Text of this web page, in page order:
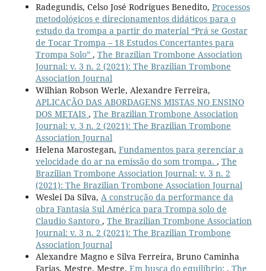
Radegundis, Celso José Rodrigues Benedito, Processos
metodológicos e direcionamentos didáticos para o
estudo da trompa a partir do material “Prá se Gostar
de Tocar Trompa – 18 Estudos Concertantes para
Trompa Solo” , The Brazilian Trombone Association
Journal: v. 3 n. 2 (2021): The Brazilian Trombone
Association Journal
Wilhian Robson Werle, Alexandre Ferreira,
APLICAÇÃO DAS ABORDAGENS MISTAS NO ENSINO
DOS METAIS , The Brazilian Trombone Association
Journal: v. 3 n. 2 (2021): The Brazilian Trombone
Association Journal
Helena Marostegan, Fundamentos para gerenciar a
velocidade do ar na emissão do som trompa. , The
Brazilian Trombone Association Journal: v. 3 n. 2
(2021): The Brazilian Trombone Association Journal
Weslei Da Silva, A construção da performance da
obra Fantasia Sul América para Trompa solo de
Claudio Santoro , The Brazilian Trombone Association
Journal: v. 3 n. 2 (2021): The Brazilian Trombone
Association Journal
Alexandre Magno e Silva Ferreira, Bruno Caminha
Farias, Mestre, Mestre, Em busca do equilíbrio: , The